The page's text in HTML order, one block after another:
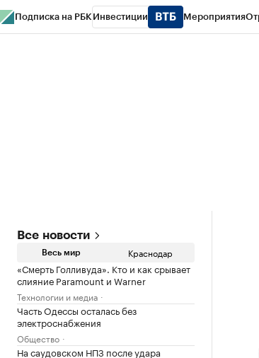
Подписка на РБК Инвестиции Мероприятия
Все новости
Весь мир Краснодар
«Смерть Голливуда». Кто и как срывает
слияние Paramount и Warner
Технологии и медиа
Часть Одессы осталась без
электроснабжения
Общество
На саудовском НПЗ после удара